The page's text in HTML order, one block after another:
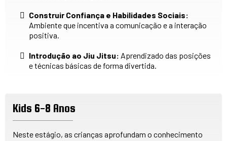
Construir Confiança e Habilidades Sociais:
Ambiente que incentiva a comunicação e a interação
positiva.
Introdução ao Jiu Jitsu: Aprendizado das posições
e técnicas básicas de forma divertida.
Kids 6-8 Anos
Neste estágio, as crianças aprofundam o conhecimento